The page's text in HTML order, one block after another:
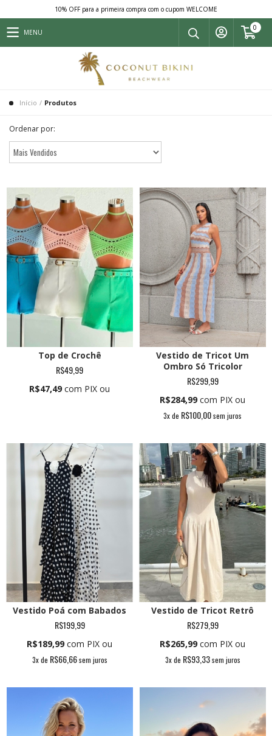
10% OFF para a primeira compra com o cupom WELCOME
MENU
0
Início / Produtos
Ordenar por:
Top de Crochê
R$49,99
R$47,49 com PIX ou
Vestido de Tricot Um
Ombro Só Tricolor
R$299,99
R$284,99 com PIX ou
3x de R$100,00sem juros
Vestido Poá com Babados
R$199,99
R$189,99 com PIX ou
3x de R$66,66sem juros
Vestido de Tricot Retrô
R$279,99
R$265,99 com PIX ou
3x de R$93,33sem juros